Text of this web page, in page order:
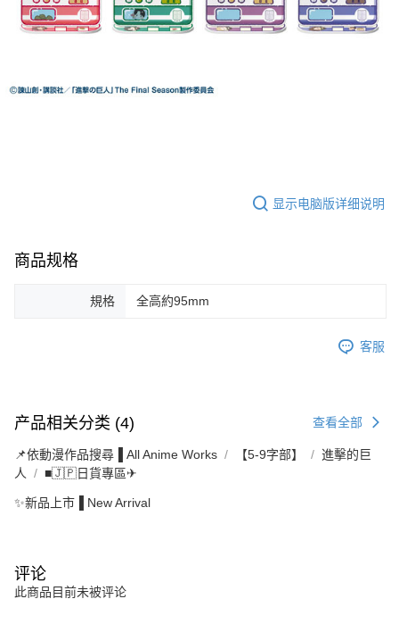
显示电脑版详细说明
商品规格
規格 全高約95mm
客服
产品相关分类 (4) 查看全部
📌依動漫作品搜尋▐ All Anime Works 【5-9字部】
進擊的巨
人
■🇯🇵日貨專區✈
✨新品上市▐ New Arrival
评论
此商品目前未被评论